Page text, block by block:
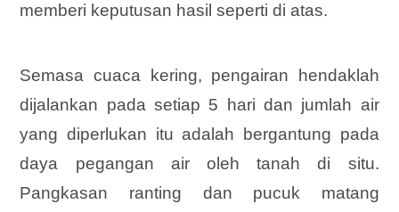
memberi keputusan hasil seperti di atas.
Semasa cuaca kering, pengairan hendaklah
dijalankan pada setiap 5 hari dan jumlah air
yang diperlukan itu adalah bergantung pada
daya pegangan air oleh tanah di situ.
Pangkasan ranting dan pucuk matang